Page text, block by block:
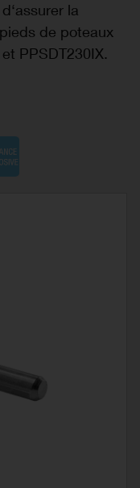
la
de poteaux
PPSDT230IX.